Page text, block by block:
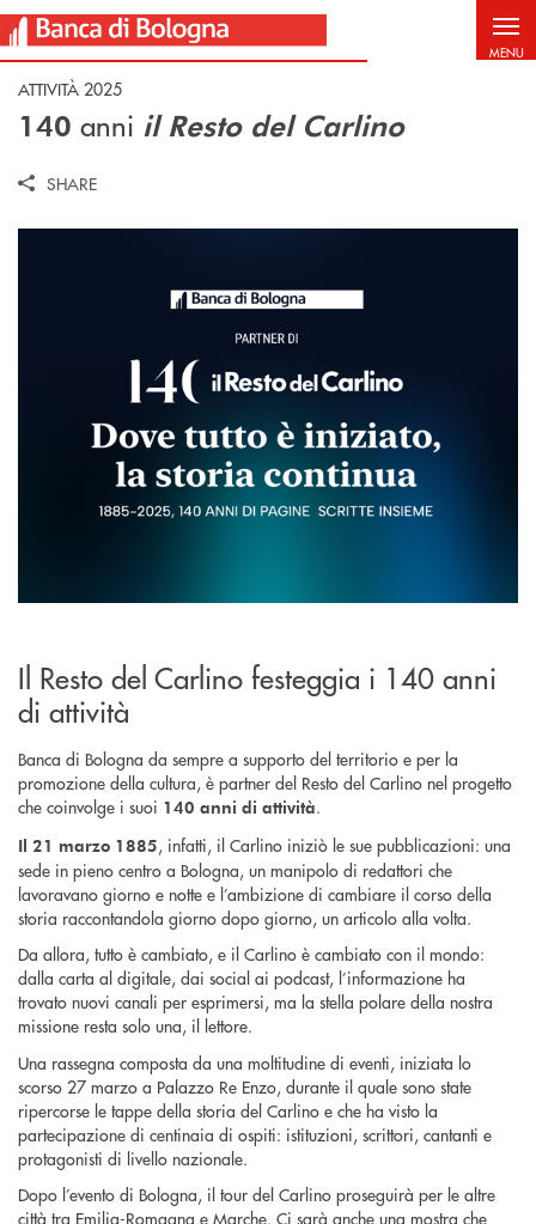
Salta al contenuto principale
MENU
ATTIVITÀ 2025
140 anni il Resto del Carlino
SHARE
Il Resto del Carlino festeggia i 140 anni
di attività
Banca di Bologna da sempre a supporto del territorio e per la
promozione della cultura, è partner del Resto del Carlino nel progetto
che coinvolge i suoi 140 anni di attività.
Il 21 marzo 1885, infatti, il Carlino iniziò le sue pubblicazioni: una
sede in pieno centro a Bologna, un manipolo di redattori che
lavoravano giorno e notte e l’ambizione di cambiare il corso della
storia raccontandola giorno dopo giorno, un articolo alla volta.
Da allora, tutto è cambiato, e il Carlino è cambiato con il mondo:
dalla carta al digitale, dai social ai podcast, l’informazione ha
trovato nuovi canali per esprimersi, ma la stella polare della nostra
missione resta solo una, il lettore.
Una rassegna composta da una moltitudine di eventi, iniziata lo
scorso 27 marzo a Palazzo Re Enzo, durante il quale sono state
ripercorse le tappe della storia del Carlino e che ha visto la
partecipazione di centinaia di ospiti: istituzioni, scrittori, cantanti e
protagonisti di livello nazionale.
Dopo l’evento di Bologna, il tour del Carlino proseguirà per le altre
città tra Emilia-Romagna e Marche. Ci sarà anche una mostra che